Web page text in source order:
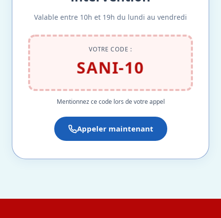
Valable entre 10h et 19h du lundi au vendredi
VOTRE CODE :
SANI-10
Mentionnez ce code lors de votre appel
Appeler maintenant